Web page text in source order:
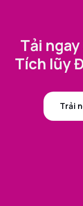
Tải
Tích lũy
Trải